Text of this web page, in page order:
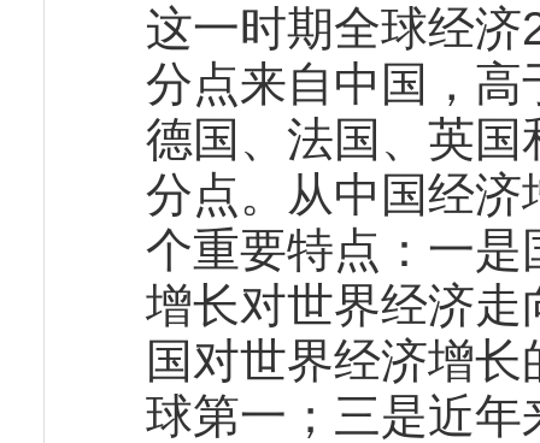
这一时期全球经
分点来自中国，
德国、法国、英
分点。从中国经
个重要特点：一
增长对世界经济
国对世界经济增
球第一；三是近